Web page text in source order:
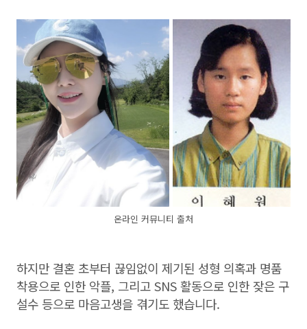
온라인 커뮤니티 출처
하지만 결혼 초부터 끊임없이 제기된 성형 의혹과 명품
착용으로 인한 악플, 그리고 SNS 활동으로 인한 잦은 구
설수 등으로 마음고생을 겪기도 했습니다.